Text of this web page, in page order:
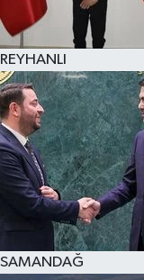
REYHANLI
SAMANDAĞ